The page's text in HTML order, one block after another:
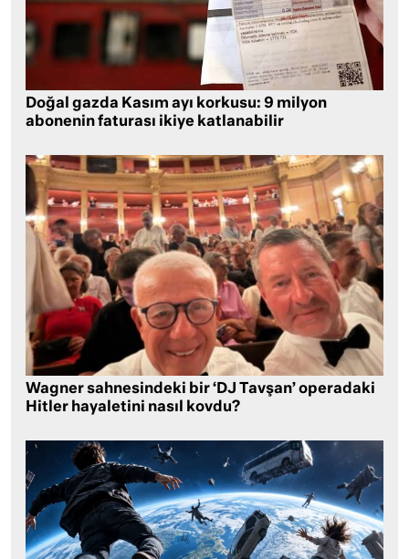
Doğal gazda Kasım ayı korkusu: 9 milyon
abonenin faturası ikiye katlanabilir
Wagner sahnesindeki bir ‘DJ Tavşan’ operadaki
Hitler hayaletini nasıl kovdu?